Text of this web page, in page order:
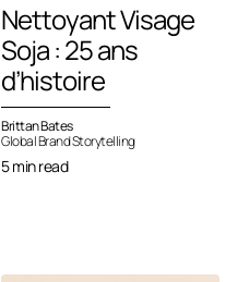
Nettoyant Visage
Soja : 25 ans
d’histoire
Brittan Bates
Global Brand Storytelling
5 min read